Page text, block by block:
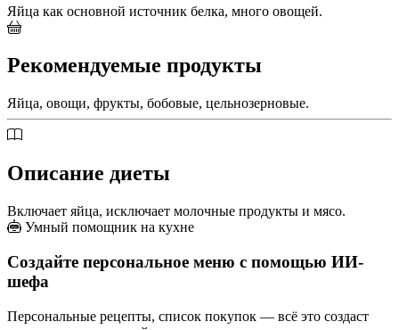
Яйца как основной источник белка, много овощей.
Рекомендуемые продукты
Яйца, овощи, фрукты, бобовые, цельнозерновые.
Описание диеты
Включает яйца, исключает молочные продукты и мясо.
Умный помощник на кухне
Создайте персональное меню с помощью ИИ-
шефа
Персональные рецепты, список покупок — всё это создаст